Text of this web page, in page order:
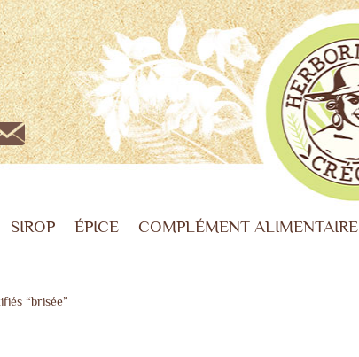
SIROP ÉPICE COMPLÉMENT ALIMENTAIRE
“brisée”